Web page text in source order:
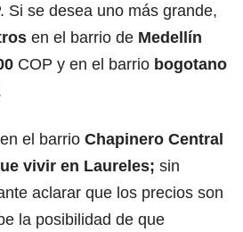
Si se desea uno más grande,
en el barrio de Medellín
COP y en el barrio bogotano
el barrio Chapinero Central
vivir en Laureles; sin
aclarar que los precios son
la posibilidad de que